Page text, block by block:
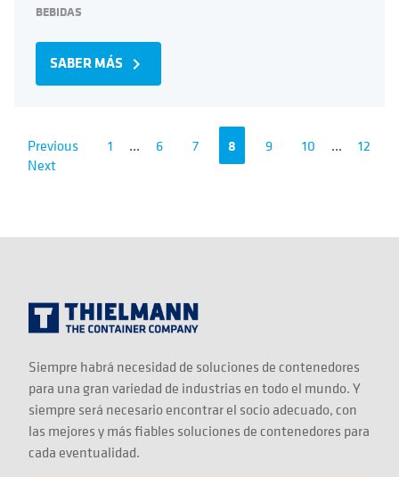
BEBIDAS
SABER MÁS navigate_next
Previous 1 ... 6 7 8 9 10 ...
12
Next
Siempre habrá necesidad de soluciones de contenedores
para una gran variedad de industrias en todo el mundo. Y
siempre será necesario encontrar el socio adecuado, con
las mejores y más fiables soluciones de contenedores para
cada eventualidad.